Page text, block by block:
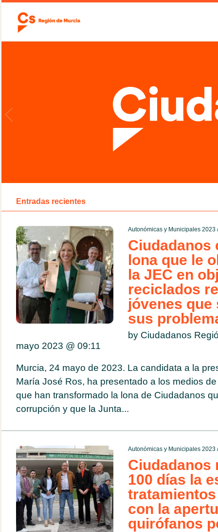
Entradas recientes
Autonómicas y Municipales 2023
Ciudadanos
lona que le
la JEC en
reciclados
jóvenes que
sus
by Ciudadanos
mayo 2023 @ 09:11
Murcia, 24 mayo de 2023. La candidata a la
María José Ros, ha presentado a los medios
que han transformado la lona de Ciudadanos
corrupción y que la Junta...
Autonómicas y Municipales 2023
Ciudadanos
100 días la
con la
quirófanos